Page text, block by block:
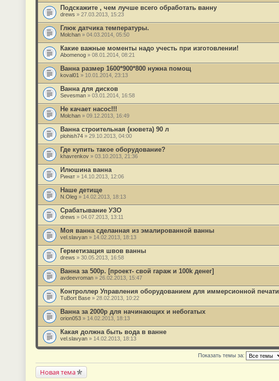
Подскажите , чем лучше всего обработать ванну
drews » 27.03.2013, 15:23
Глюк датчика температуры.
Molchan » 04.03.2014, 05:50
Какие важные моменты надо учесть при изготовлении!
Abomenog » 08.01.2014, 08:21
Ванна размер 1600*900*800 нужна помощ
koval01 » 10.01.2014, 23:13
Ванна для дисков
Sevesman » 03.01.2014, 16:58
Не качает насос!!!
Molchan » 09.12.2013, 16:49
Ванна строительная (кювета) 90 л
plohish74 » 29.10.2013, 04:00
Где купить такое оборудование?
khavrenkov » 03.10.2013, 21:36
Илюшина ванна
Ринат » 14.10.2013, 12:06
Наше детище
N.Oleg » 14.02.2013, 18:13
Срабатывание УЗО
drews » 04.07.2013, 13:11
Моя ванна сделанная из эмалированной ванны
vel.slavyan » 14.02.2013, 18:13
Герметизация швов ванны
drews » 30.05.2013, 16:58
Ванна за 500р. [проект- свой гараж и 100k денег]
avdeevroman » 26.02.2013, 15:47
Контроллер Управления оборудованием для иммерсионной печати
TuBort Base » 28.02.2013, 10:22
Ванна за 2000р для начинающих и небогатых
orion053 » 14.02.2013, 18:13
Какая должна быть вода в ванне
vel.slavyan » 14.02.2013, 18:13
Показать темы за:
Новая тема